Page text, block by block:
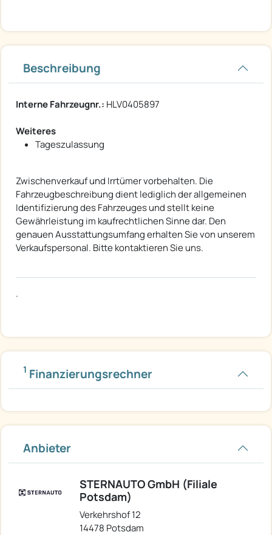
Beschreibung
Interne Fahrzeugnr.: HLV0405897
Weiteres
Tageszulassung
Zwischenverkauf und Irrtümer vorbehalten. Die
Fahrzeugbeschreibung dient lediglich der allgemeinen
Identifizierung des Fahrzeuges und stellt keine
Gewährleistung im kaufrechtlichen Sinne dar. Den
genauen Ausstattungsumfang erhalten Sie von unserem
Verkaufspersonal. Bitte kontaktieren Sie uns.
.
1 Finanzierungsrechner
Anbieter
STERNAUTO GmbH (Filiale
Potsdam)
Verkehrshof 12
14478 Potsdam